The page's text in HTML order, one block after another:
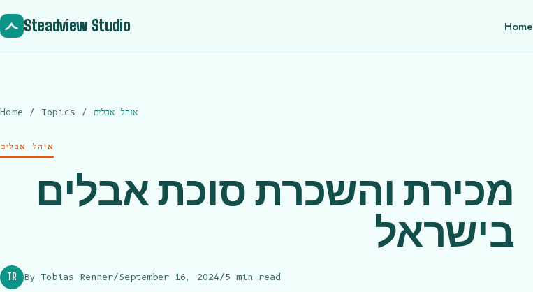
Steadview Studio Home
Home / Topics / אוהל אבלים
אוהל אבלים
מכירת והשכרת סוכת אבלים
בישראל
TR By Tobias Renner/September 16, 2024/5 min read